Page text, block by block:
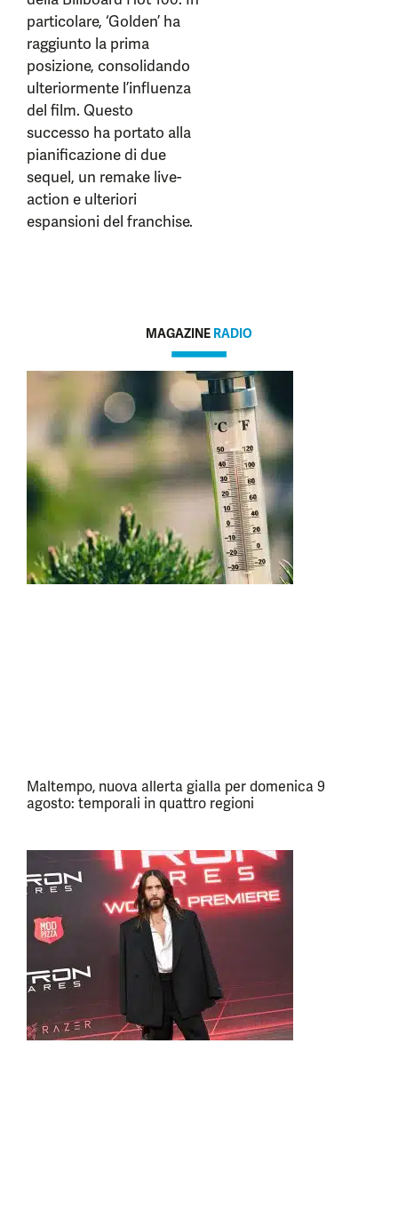
particolare, ‘Golden’ ha
raggiunto la prima
posizione, consolidando
ulteriormente l’influenza
del film. Questo
successo ha portato alla
pianificazione di due
sequel, un remake live-
action e ulteriori
espansioni del franchise.
MAGAZINE RADIO
Maltempo, nuova allerta gialla per domenica 9
agosto: temporali in quattro regioni